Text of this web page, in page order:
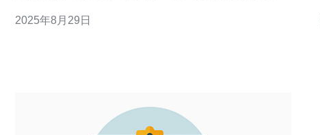
器。 以下是详细的步骤指南： 1. 确定业务需求 在选择云
2025年8月29日